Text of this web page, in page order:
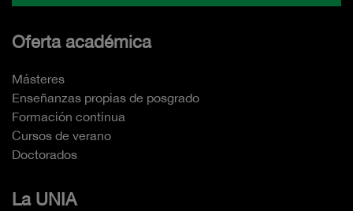
Oferta académica
Másteres
Enseñanzas propias de posgrado
Formación continua
Cursos de verano
Doctorados
La UNIA